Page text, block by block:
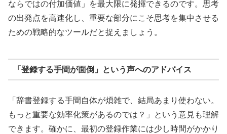
ならではの付加価値」を最大限に発揮できるのです。思考
の出発点を高速化し、重要な部分にこそ思考を集中させる
ための戦略的なツールだと捉えましょう。
「登録する手間が面倒」という声へのアドバイス
「辞書登録する手間自体が煩雑で、結局あまり使わない。
もっと重要な効率化策があるのでは？」という意見も理解
できます。確かに、最初の登録作業には少し時間がかかり